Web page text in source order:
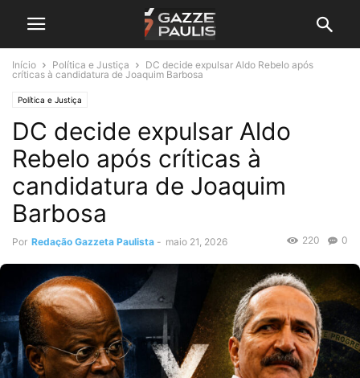
Início Política e Justiça
DC decide expulsar Aldo Rebelo após
críticas à candidatura de Joaquim Barbosa
Política e Justiça
DC decide expulsar Aldo
Rebelo após críticas à
candidatura de Joaquim
Barbosa
Por Redação Gazzeta Paulista - maio 21, 2026 0
220